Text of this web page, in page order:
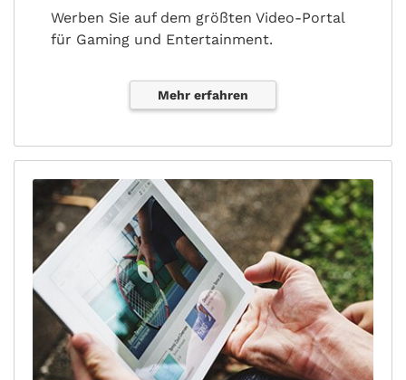
Werben Sie auf dem größten Video-Portal
für Gaming und Entertainment.
Mehr erfahren